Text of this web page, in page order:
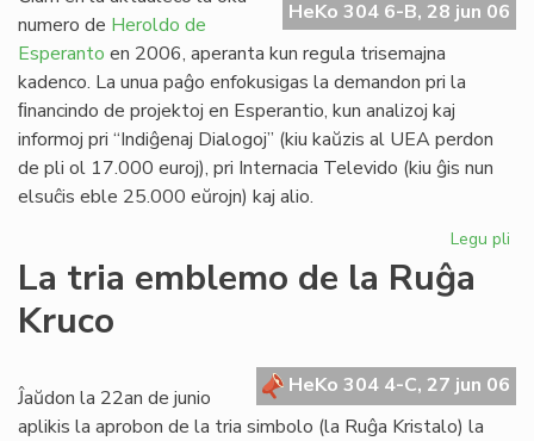
HeKo 304 6-B, 28 jun 06
numero de Heroldo de
Esperanto en 2006, aperanta kun regula trisemajna
kadenco. La unua paĝo enfokusigas la demandon pri la
ﬁnancindo de projektoj en Esperantio, kun analizoj kaj
informoj pri “Indiĝenaj Dialogoj” (kiu kaŭzis al UEA perdon
de pli ol 17.000 euroj), pri Internacia Televido (kiu ĝis nun
elsuĉis eble 25.000 eŭrojn) kaj alio.
Legu pli
La tria emblemo de la Ruĝa
Kruco
HeKo 304 4-C, 27 jun 06
Ĵaŭdon la 22an de junio
aplikis la aprobon de la tria simbolo (la Ruĝa Kristalo) la